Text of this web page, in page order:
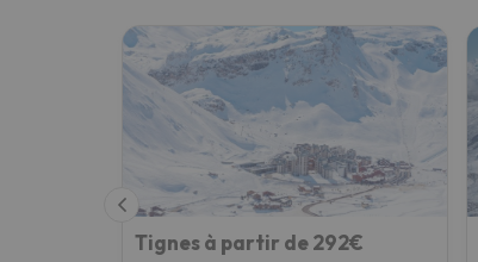
Tignes à partir de 292€